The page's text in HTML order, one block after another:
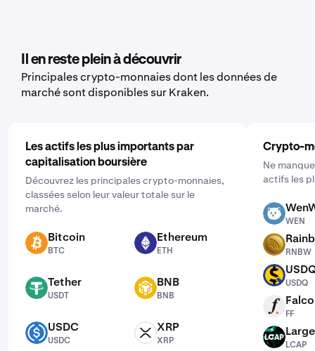
Il en reste plein à découvrir
Principales crypto-monnaies dont les données de
marché sont disponibles sur Kraken.
Les actifs les plus importants par
capitalisation boursière
Découvrez les principales crypto-monnaies,
classées selon leur valeur totale sur le
marché.
BTC Bitcoin
BTC
ETH Ethereum
ETH
USDT Tether
USDT
BNB BNB
BNB
USDC USDC
USDC
XRP XRP
XRP
Crypto-
Ne
actifs les
WEN
WEN
RNBW
RNBW
USDQ
USDQ
FF
FF
LCAP
LCAP